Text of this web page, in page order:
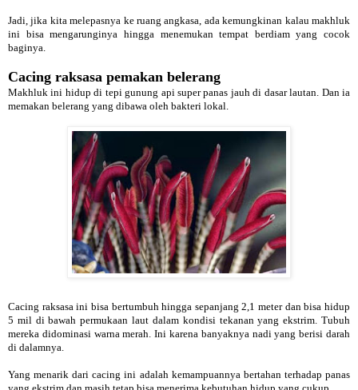
Jadi, jika kita melepasnya ke ruang angkasa, ada kemungkinan kalau makhluk
ini bisa mengarunginya hingga menemukan tempat berdiam yang cocok
baginya.
Cacing raksasa pemakan belerang
Makhluk ini hidup di tepi gunung api super panas jauh di dasar lautan. Dan ia
memakan belerang yang dibawa oleh bakteri lokal.
Cacing raksasa ini bisa bertumbuh hingga sepanjang 2,1 meter dan bisa hidup
5 mil di bawah permukaan laut dalam kondisi tekanan yang ekstrim. Tubuh
mereka didominasi warna merah. Ini karena banyaknya nadi yang berisi darah
di dalamnya.
Yang menarik dari cacing ini adalah kemampuannya bertahan terhadap panas